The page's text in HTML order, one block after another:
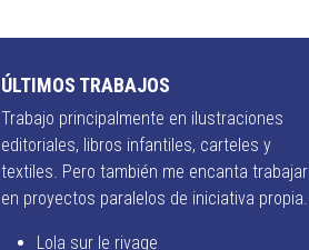
ÚLTIMOS TRABAJOS
Trabajo principalmente en ilustraciones
editoriales, libros infantiles, carteles y
textiles. Pero también me encanta trabajar
en proyectos paralelos de iniciativa propia.
Lola sur le rivage